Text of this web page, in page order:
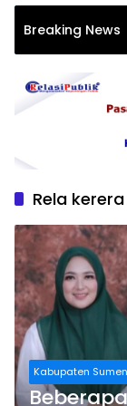
Breaking News
Infrastruktur yang
Dusun
Swadaya
Rela
Kabupaten